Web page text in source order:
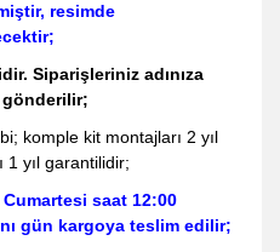
resimde
Siparişleriniz adınıza
gönderilir;
komple kit montajları 2 yıl
1 yıl garantilidir;
saat 12:00
gün kargoya teslim edilir;